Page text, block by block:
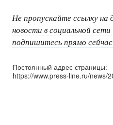
Не пропускайте ссылку на
новости в социальной
подпишитесь прямо сейчас
Постоянный адрес страницы:
https://www.press-line.ru/news/